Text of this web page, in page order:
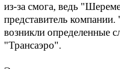
из-за смога, ведь
представитель
возникли определенные
"Трансаэро".